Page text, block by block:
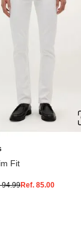
42
44
48 50
Fit
94.99Ref.85.00